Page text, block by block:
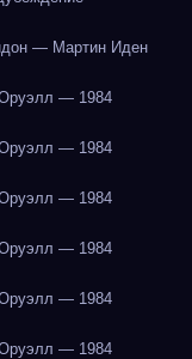
— Мартин Иден
— 1984
— 1984
— 1984
— 1984
— 1984
— 1984